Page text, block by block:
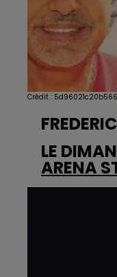
Crédit :
LE
ARENA